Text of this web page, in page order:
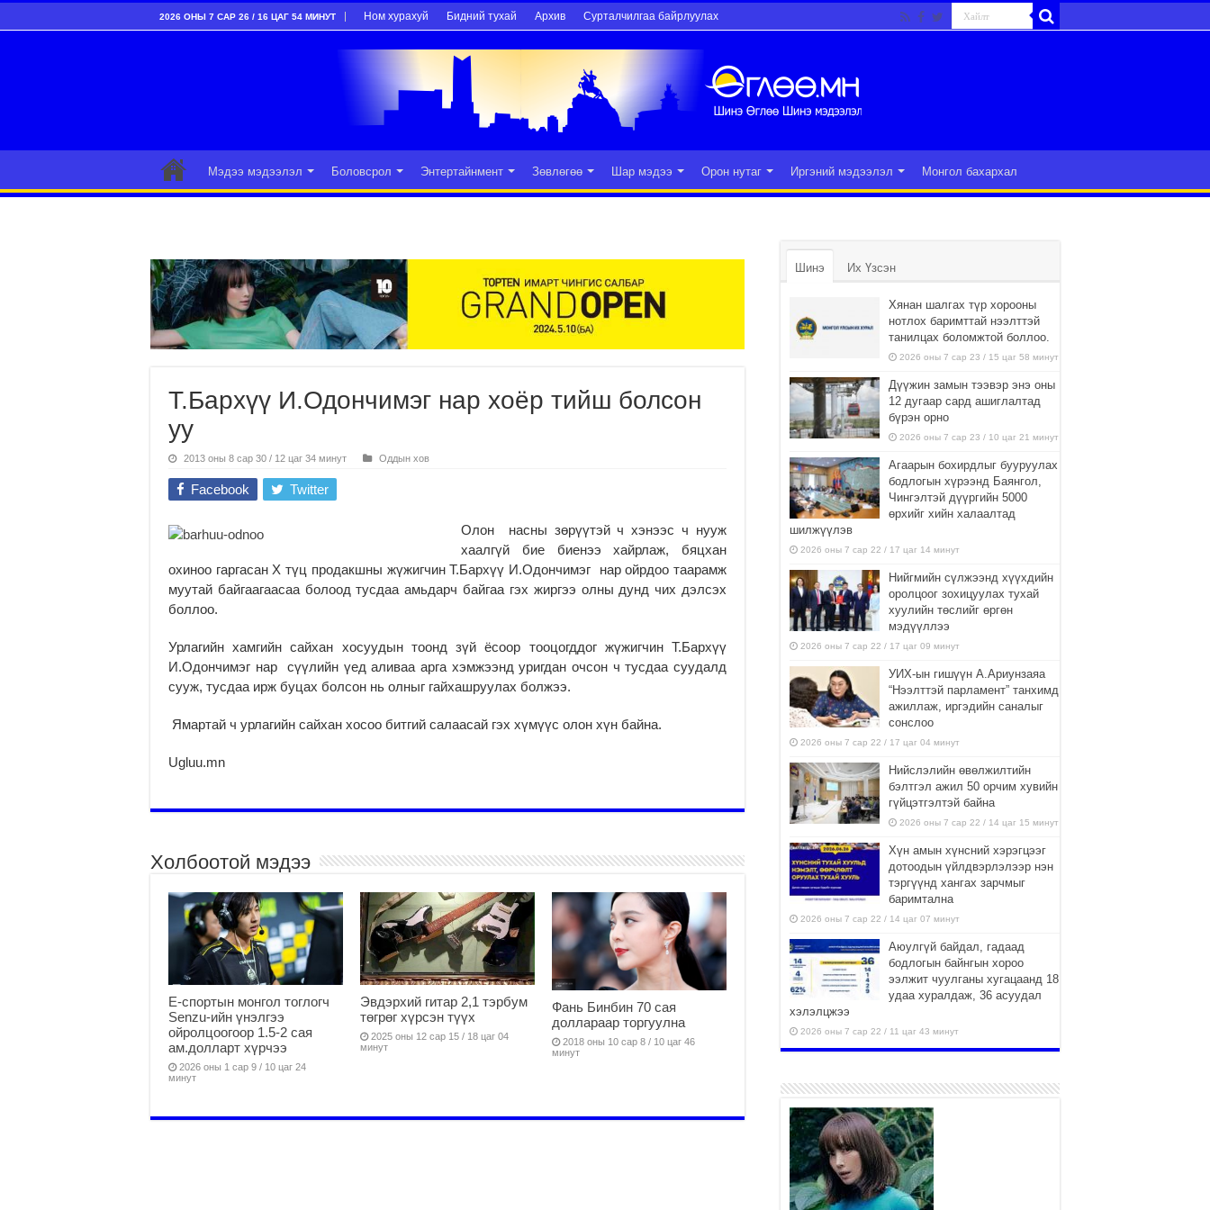
2026 ОНЫ 7 САР 26 / 16 ЦАГ 54 МИНУТ Ном хурахуй Бидний тухай Архив Сурталчилгаа байрлуулах
Мэдээ мэдээлэл Боловсрол Энтертайнмент Зөвлөгөө Шар мэдээ Орон нутаг Иргэний мэдээлэл Монгол бахархал
Т.Бархүү И.Одончимэг нар хоёр тийш болсон
уу
2013 оны 8 сар 30 / 12 цаг 34 минут Оддын хов
Facebook Twitter
Олон насны зөрүүтэй ч хэнээс ч нууж
хаалгүй бие биенээ хайрлаж, бяцхан
охиноо гаргасан Х түц продакшны жүжигчин Т.Бархүү И.Одончимэг нар ойрдоо таарамж
муутай байгаагаасаа болоод тусдаа амьдарч байгаа гэх жиргээ олны дунд чих дэлсэх
боллоо.
Урлагийн хамгийн сайхан хосуудын тоонд зүй ёсоор тооцогддог жүжигчин Т.Бархүү
И.Одончимэг нар сүүлийн үед аливаа арга хэмжээнд уригдан очсон ч тусдаа суудалд
сууж, тусдаа ирж буцах болсон нь олныг гайхашруулах болжээ.
Ямартай ч урлагийн сайхан хосоо битгий салаасай гэх хүмүүс олон хүн байна.
Ugluu.mn
Холбоотой мэдээ
Е-спортын монгол тоглогч
Senzu-ийн үнэлгээ
ойролцоогоор 1.5-2 сая
ам.долларт хүрчээ
2026 оны 1 сар 9 / 10 цаг 24
минут
Эвдэрхий гитар 2,1 тэрбум
төгрөг хүрсэн түүх
2025 оны 12 сар 15 / 18 цаг 04
минут
Фань Бинбин 70 сая
доллараар торгуулна
2018 оны 10 сар 8 / 10 цаг 46
минут
Шинэ Их Үзсэн
Хянан шалгах түр хорооны
нотлох баримттай нээлттэй
танилцах боломжтой боллоо.
2026 оны 7 сар 23 / 15 цаг 58 минут
Дүүжин замын тээвэр энэ оны
12 дугаар сард ашиглалтад
бүрэн орно
2026 оны 7 сар 23 / 10 цаг 21 минут
Агаарын бохирдлыг бууруулах
бодлогын хүрээнд Баянгол,
Чингэлтэй дүүргийн 5000
өрхийг хийн халаалтад
шилжүүлэв
2026 оны 7 сар 22 / 17 цаг 14 минут
Нийгмийн сүлжээнд хүүхдийн
оролцоог зохицуулах тухай
хуулийн төслийг өргөн
мэдүүллээ
2026 оны 7 сар 22 / 17 цаг 09 минут
УИХ-ын гишүүн А.Ариунзаяа
“Нээлттэй парламент” танхимд
ажиллаж, иргэдийн саналыг
сонслоо
2026 оны 7 сар 22 / 17 цаг 04 минут
Нийслэлийн өвөлжилтийн
бэлтгэл ажил 50 орчим хувийн
гүйцэтгэлтэй байна
2026 оны 7 сар 22 / 14 цаг 15 минут
Хүн амын хүнсний хэрэгцээг
дотоодын үйлдвэрлэлээр нэн
тэргүүнд хангах зарчмыг
баримтална
2026 оны 7 сар 22 / 14 цаг 07 минут
Аюулгүй байдал, гадаад
бодлогын байнгын хороо
ээлжит чуулганы хугацаанд 18
удаа хуралдаж, 36 асуудал
хэлэлцжээ
2026 оны 7 сар 22 / 11 цаг 43 минут
боломжтой-Хүүхэд хөгжүүлэх
төв” байгуулах төсөлд төр,
хувийн хэвшлийн түншлэлийн хүрээнд хамтран
ажиллахыг урьж байна
2026 оны 7 сар 22 / 9 цаг 28 минут
Б.Пүрэвдагва: “Урт цагаан”-ыг
залуучууд чөлөөт цагаа